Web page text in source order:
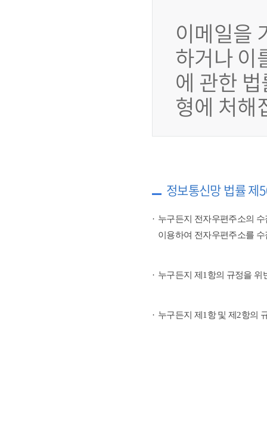
이메일을
하거나 이
에 관한
형에 처해
정보통신망 법률 제
누구든지 전자우편주소의
이용하여 전자우편주소를
누구든지 제1항의 규정을 위
누구든지 제1항 및 제2항의